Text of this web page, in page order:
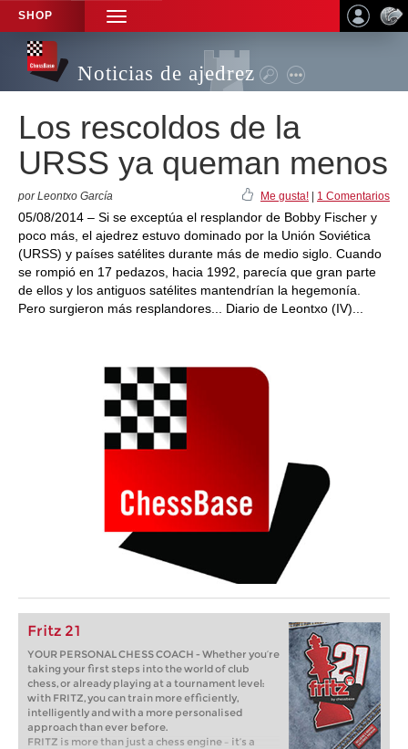
SHOP
TOGGLE
NAVIGATION
Noticias de ajedrez
Los rescoldos de la
URSS ya queman menos
por Leontxo García Me gusta! 1 Comentarios
05/08/2014 – Si se exceptúa el resplandor de Bobby Fischer y
poco más, el ajedrez estuvo dominado por la Unión Soviética
(URSS) y países satélites durante más de medio siglo. Cuando
se rompió en 17 pedazos, hacia 1992, parecía que gran parte
de ellos y los antiguos satélites mantendrían la hegemonía.
Pero surgieron más resplandores... Diario de Leontxo (IV)...
Fritz 21
YOUR PERSONAL CHESS COACH - Whether you’re
taking your first steps into the world of club
chess, or already playing at a tournament level:
with FRITZ, you can train more efficiently,
intelligently and with a more personalised
approach than ever before.
FRITZ is more than just a chess engine – it’s a